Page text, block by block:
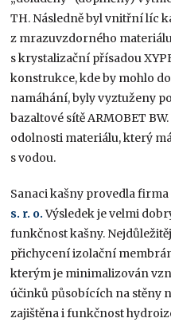
TH. Následně byl vnitřní líc
z mrazuvzdorného materiálu
s krystalizační přísadou
konstrukce, kde by mohlo
namáhání, byly vyztuženy
bazaltové sítě ARMOBET
odolnosti materiálu, který
s vodou.
Sanaci kašny provedla firma
s. r. o.Výsledek je velmi
funkčnost kašny.
přichycení izolační
kterým je minimalizován
účinků působících na stěny
zajištěna i funkčnost